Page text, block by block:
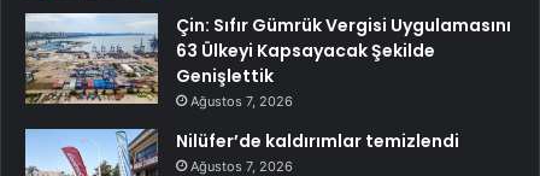
Çin: Sıfır Gümrük Vergisi Uygulamasını
63 Ülkeyi Kapsayacak Şekilde
Genişlettik
Ağustos 7, 2026
Nilüfer’de kaldırımlar temizlendi
Ağustos 7, 2026